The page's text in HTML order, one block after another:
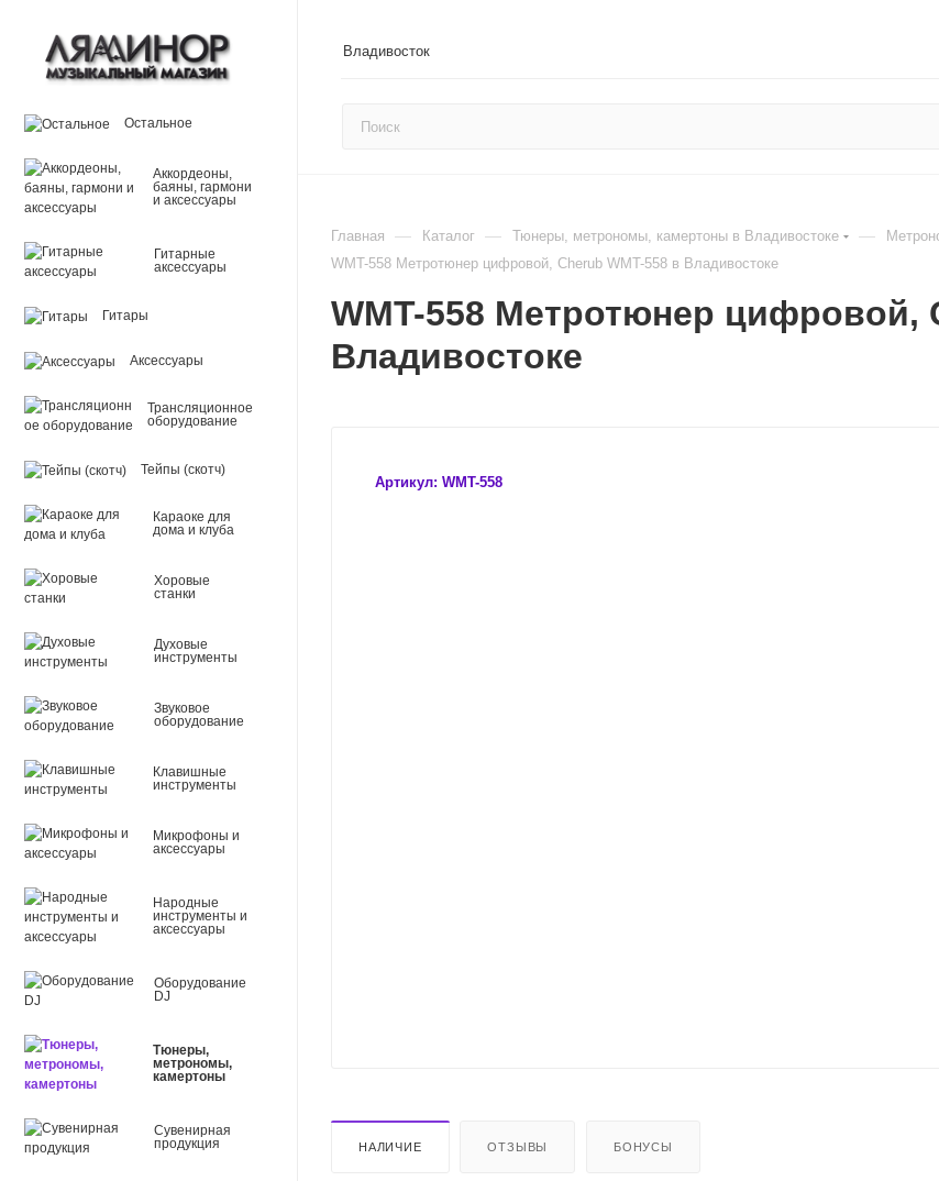
Владивосток
Остальное
Аккордеоны,
баяны, гармони
и аксессуары
Гитарные
аксессуары
Гитары
Аксессуары
Трансляционное
оборудование
Тейпы (скотч)
Караоке для
дома и клуба
Хоровые
станки
Духовые
инструменты
Звуковое
оборудование
Клавишные
инструменты
Микрофоны и
аксессуары
Народные
инструменты и
аксессуары
Оборудование
DJ
Тюнеры,
метрономы,
камертоны
Сувенирная
продукция
Главная — Каталог — Тюнеры, метрономы, камертоны в Владивостоке —
WMT-558 Метротюнер цифровой, Cherub WMT-558 в Владивостоке
WMT-558 Метротюнер цифровой,
Владивостоке
Артикул: WMT-558
НАЛИЧИЕ ОТЗЫВЫ БОНУСЫ